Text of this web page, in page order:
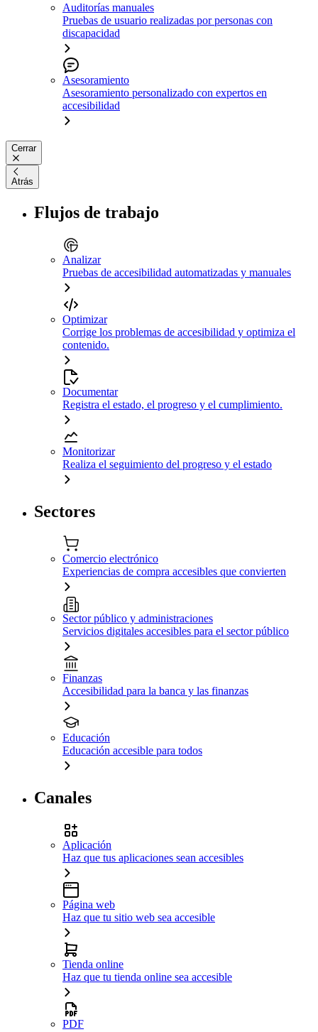
Auditorías manuales
Pruebas de usuario realizadas por personas con
discapacidad
Asesoramiento
Asesoramiento personalizado con expertos en
accesibilidad
Cerrar
Atrás
Flujos de trabajo
Analizar
Pruebas de accesibilidad automatizadas y manuales
Optimizar
Corrige los problemas de accesibilidad y optimiza el
contenido.
Documentar
Registra el estado, el progreso y el cumplimiento.
Monitorizar
Realiza el seguimiento del progreso y el estado
Sectores
Comercio electrónico
Experiencias de compra accesibles que convierten
Sector público y administraciones
Servicios digitales accesibles para el sector público
Finanzas
Accesibilidad para la banca y las finanzas
Educación
Educación accesible para todos
Canales
Aplicación
Haz que tus aplicaciones sean accesibles
Página web
Haz que tu sitio web sea accesible
Tienda online
Haz que tu tienda online sea accesible
PDF